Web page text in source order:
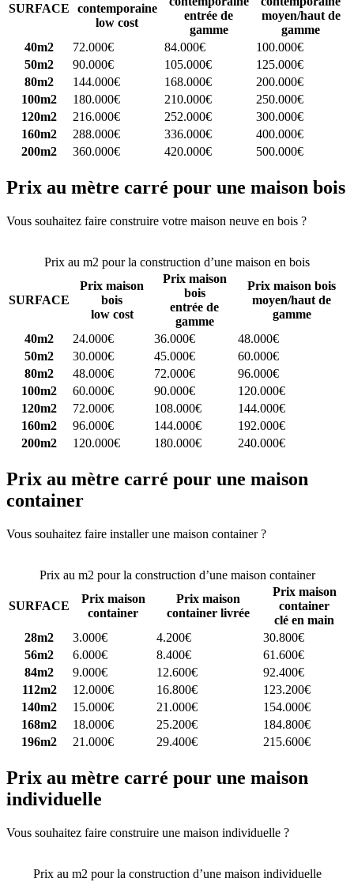
SURFACE
contemporaine
low cost
entrée de
gamme
moyen/haut de
gamme
40m2
72.000€ 84.000€
100.000€
50m2
90.000€ 105.000€
125.000€
80m2
144.000€ 168.000€
200.000€
100m2
180.000€ 210.000€
250.000€
120m2
216.000€ 252.000€
300.000€
160m2
288.000€ 336.000€
400.000€
200m2
360.000€ 420.000€ 500.000€
Prix au mètre carré pour une maison bois
Vous souhaitez faire construire votre maison neuve en bois ?
Prix au m2 pour la construction d’une maison en bois
SURFACE
Prix maison
bois
low cost
Prix maison
bois
entrée de
gamme
Prix maison bois
moyen/haut de
gamme
40m2
24.000€ 36.000€
48.000€
50m2
30.000€ 45.000€
60.000€
80m2
48.000€ 72.000€
96.000€
100m2
60.000€ 90.000€
120.000€
120m2
72.000€ 108.000€
144.000€
160m2
96.000€ 144.000€
192.000€
200m2
120.000€ 180.000€ 240.000€
Prix au mètre carré pour une maison
container
Vous souhaitez faire installer une maison container ?
Prix au m2 pour la construction d’une maison container
SURFACE
Prix maison
container
Prix maison
container livrée
Prix maison
container
clé en main
28m2
3.000€ 4.200€
30.800€
56m2
6.000€ 8.400€
61.600€
84m2
9.000€ 12.600€
92.400€
112m2
12.000€ 16.800€
123.200€
140m2
15.000€ 21.000€
154.000€
168m2
18.000€ 25.200€
184.800€
196m2
21.000€ 29.400€ 215.600€
Prix au mètre carré pour une maison
individuelle
Vous souhaitez faire construire une maison individuelle ?
Prix au m2 pour la construction d’une maison individuelle